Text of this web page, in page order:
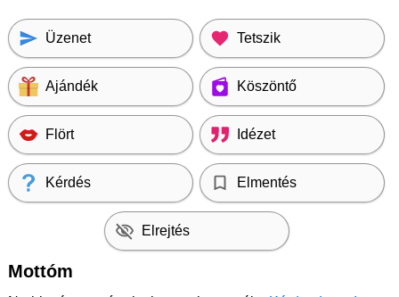
Üzenet Tetszik
Ajándék Köszöntő
Flört Idézet
Kérdés Elmentés
Elrejtés
Mottóm